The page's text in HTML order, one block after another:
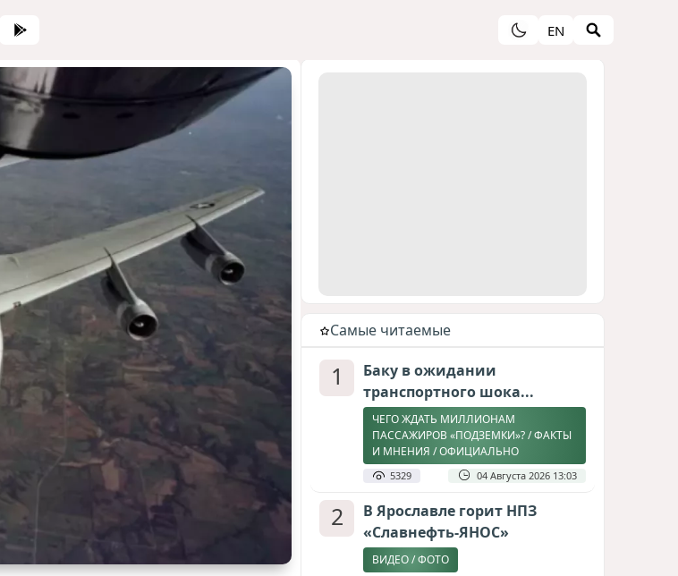
EN
Cамые читаемые
1
Баку в ожидании
транспортного шока...
ЧЕГО ЖДАТЬ МИЛЛИОНАМ
ПАССАЖИРОВ «ПОДЗЕМКИ»? / ФАКТЫ
И МНЕНИЯ / ОФИЦИАЛЬНО
5329 04 Августа 2026 13:03
2
В Ярославле горит НПЗ
«Славнефть-ЯНОС»
ВИДЕО / ФОТО